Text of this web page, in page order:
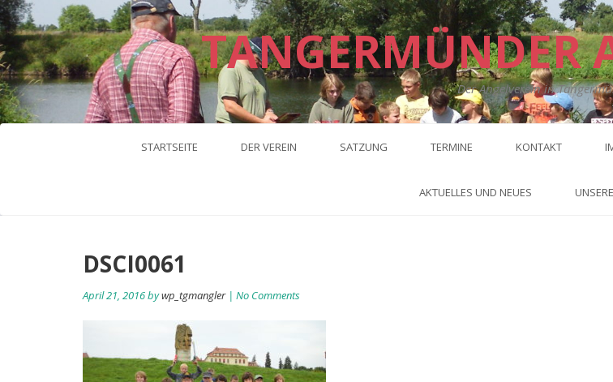
TANGERMÜNDER
Der Angelverein in
STARTSEITE DER VEREIN SATZUNG TERMINE KONTAKT
AKTUELLES UND NEUES
DSCI0061
April 21, 2016 bywp_tgmangler| No Comments